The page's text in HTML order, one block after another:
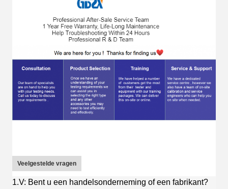
Veelgestelde vragen
1.V: Bent u een handelsonderneming of een fabrikant?